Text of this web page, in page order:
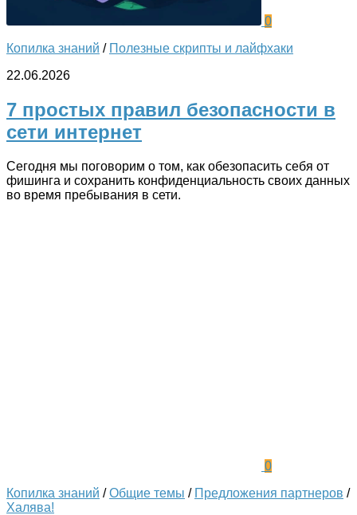
0
Копилка знаний / Полезные скрипты и лайфхаки
22.06.2026
7 простых правил безопасности в
сети интернет
Сегодня мы поговорим о том, как обезопасить себя от
фишинга и сохранить конфиденциальность своих данных
во время пребывания в сети.
0
Копилка знаний /Общие темы / Предложения партнеров /
Халява!